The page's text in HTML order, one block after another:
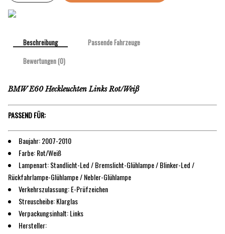
Beschreibung
Passende Fahrzeuge
Bewertungen (0)
BMW E60 Heckleuchten Links Rot/Weiß
PASSEND FÜR:
Baujahr: 2007-2010
Farbe: Rot/Weiß
Lampenart: Standlicht-Led / Bremslicht-Glühlampe / Blinker-Led /
Rückfahrlampe-Glühlampe / Nebler-Glühlampe
Verkehrszulassung: E-Prüfzeichen
Streuscheibe: Klarglas
Verpackungsinhalt: Links
Hersteller: